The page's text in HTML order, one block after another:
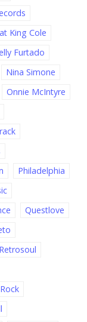
King Cole
Furtado
Nina Simone
Onnie McIntyre
Philadelphia
Questlove
Retrosoul
Rock